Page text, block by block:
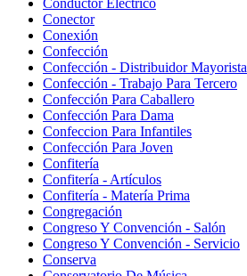
Conductor Eléctrico
Conector
Conexión
Confección
Confección - Distribuidor Mayorista
Confección - Trabajo Para Tercero
Confección Para Caballero
Confección Para Dama
Confeccion Para Infantiles
Confección Para Joven
Confitería
Confitería - Artículos
Confitería - Matería Prima
Congregación
Congreso Y Convención - Salón
Congreso Y Convención - Servicio
Conserva